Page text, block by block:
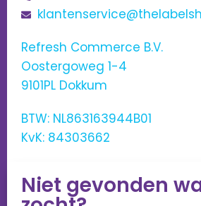
Refresh Commerce B.V.
Oostergoweg 1-4
9101PL Dokkum
BTW: NL863163944B01
KvK: 84303662
Niet gevonden